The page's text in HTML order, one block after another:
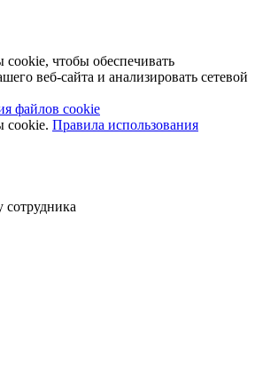
чтобы обеспечивать
веб-сайта и анализировать сетевой
файлов cookie
cookie. Правила использования